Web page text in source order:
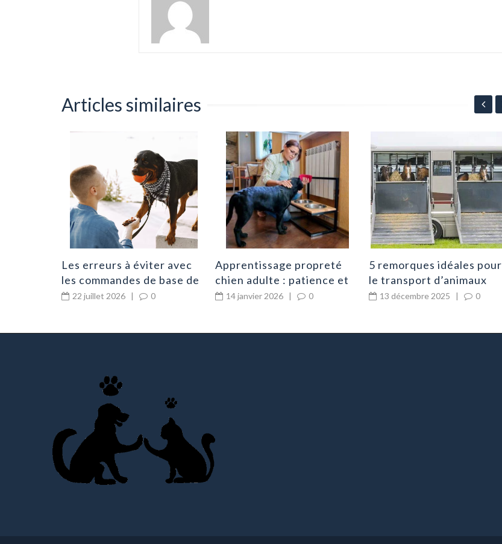
Articles similaires
Les erreurs à éviter avec
les commandes de base de
vos canins
22 juillet 2026 | 0
Apprentissage propreté
chien adulte : patience et
routine
14 janvier 2026 | 0
5 remorques idéales pour
le transport d’animaux
13 décembre 2025 | 0